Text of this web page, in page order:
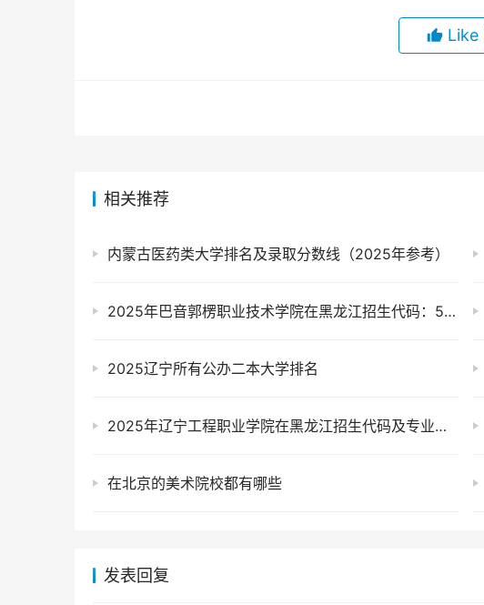
Like
相关推荐
内蒙古医药类大学排名及录取分数线（2025年参考）
2025年巴音郭楞职业技术学院在黑龙江招生代码：5912
2025辽宁所有公办二本大学排名
2025年辽宁工程职业学院在黑龙江招生代码及专业代码
在北京的美术院校都有哪些
发表回复